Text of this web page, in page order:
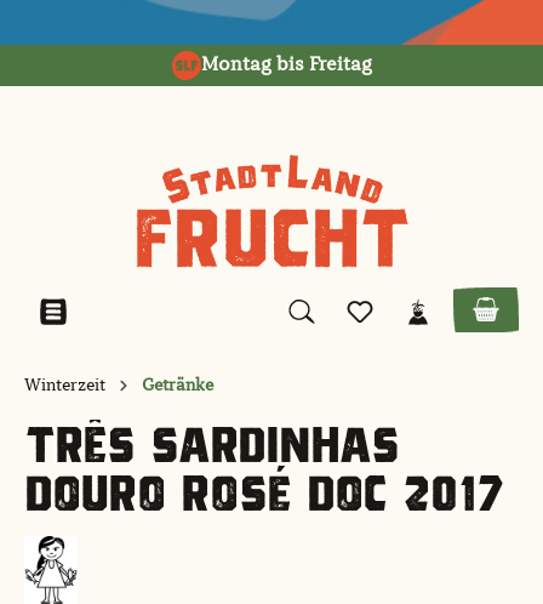
Montag bis Freitag
Winterzeit Getränke
TRÊS SARDINHAS
DOURO ROSÉ DOC 2017